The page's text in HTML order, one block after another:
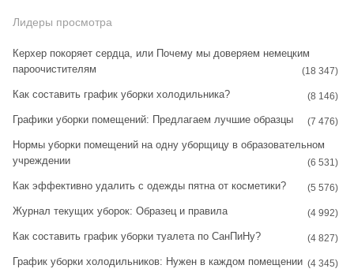
s
a
g
r
a
n
e
r
e
s
Лидеры просмотра
Керхер покоряет сердца, или Почему мы доверяем немецким
пароочистителям
(18 347)
Как составить график уборки холодильника? (8 146)
Графики уборки помещений: Предлагаем лучшие образцы (7 476)
Нормы уборки помещений на одну уборщицу в образовательном
учреждении
(6 531)
Как эффективно удалить с одежды пятна от косметики? (5 576)
Журнал текущих уборок: Образец и правила (4 992)
Как составить график уборки туалета по СанПиНу? (4 827)
График уборки холодильников: Нужен в каждом помещении (4 345)